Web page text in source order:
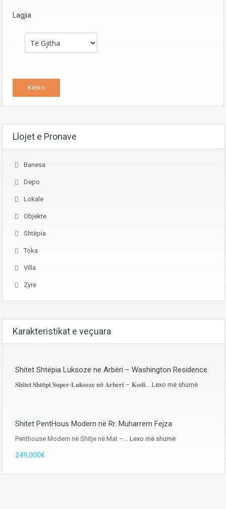
Lagjia
Llojet e Pronave
Banesa
Depo
Lokale
Objekte
Shtëpia
Toka
Villa
Zyre
Karakteristikat e veçuara
Shitet Shtëpia Luksoze ne Arbëri – Washington Residence
𝐒𝐡𝐢𝐭𝐞𝐭 𝐒𝐡𝐭ë𝐩𝐢 𝐒𝐮𝐩𝐞𝐫-𝐋𝐮𝐤𝐬𝐨𝐳𝐞 𝐧ë 𝐀𝐫𝐛𝐞𝐫𝐢 – 𝐊𝐨𝐝𝐢… Lexo më shumë
Shitet PentHous Modern në Rr. Muharrem Fejza
Penthouse Modern në Shitje në Mat –… Lexo më shumë
249,000€